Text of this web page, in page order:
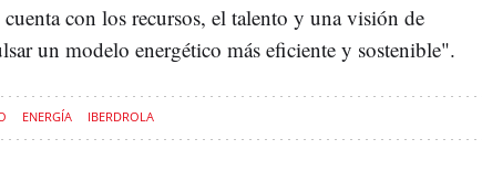
con los recursos, el talento y una visión de
un modelo energético más eficiente y sostenible".
ENERGÍA IBERDROLA